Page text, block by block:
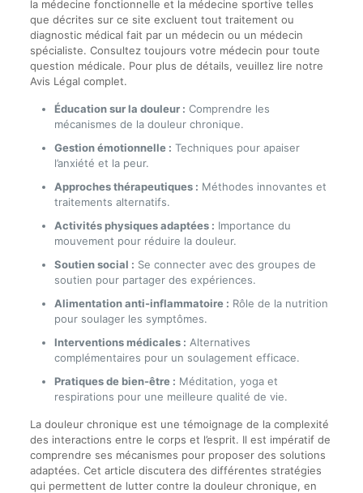
la médecine fonctionnelle et la médecine sportive telles
que décrites sur ce site excluent tout traitement ou
diagnostic médical fait par un médecin ou un médecin
spécialiste. Consultez toujours votre médecin pour toute
question médicale. Pour plus de détails, veuillez lire notre
Avis Légal complet.
Éducation sur la douleur : Comprendre les
mécanismes de la douleur chronique.
Gestion émotionnelle : Techniques pour apaiser
l’anxiété et la peur.
Approches thérapeutiques : Méthodes innovantes et
traitements alternatifs.
Activités physiques adaptées : Importance du
mouvement pour réduire la douleur.
Soutien social : Se connecter avec des groupes de
soutien pour partager des expériences.
Alimentation anti-inflammatoire : Rôle de la nutrition
pour soulager les symptômes.
Interventions médicales : Alternatives
complémentaires pour un soulagement efficace.
Pratiques de bien-être : Méditation, yoga et
respirations pour une meilleure qualité de vie.
La douleur chronique est une témoignage de la complexité
des interactions entre le corps et l’esprit. Il est impératif de
comprendre ses mécanismes pour proposer des solutions
adaptées. Cet article discutera des différentes stratégies
qui permettent de lutter contre la douleur chronique, en